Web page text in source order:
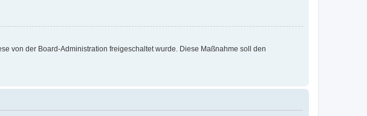
von der Board-Administration freigeschaltet wurde. Diese Maßnahme soll den